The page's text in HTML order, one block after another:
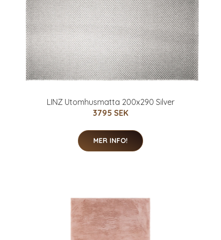
LINZ Utomhusmatta 200x290 Silver
3795 SEK
MER INFO!